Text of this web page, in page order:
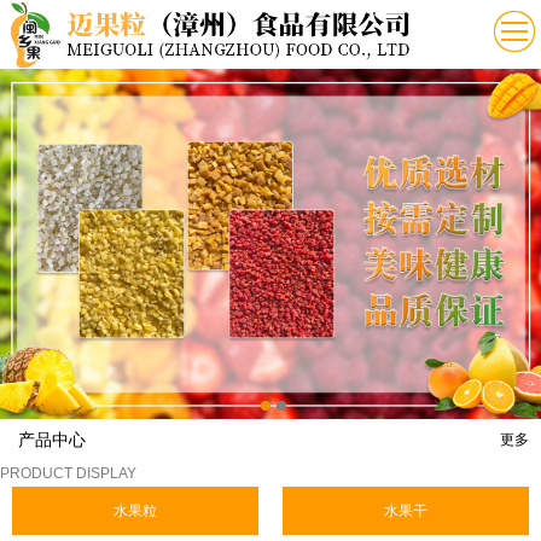
产品中心
更多
PRODUCT DISPLAY
水果粒 水果干